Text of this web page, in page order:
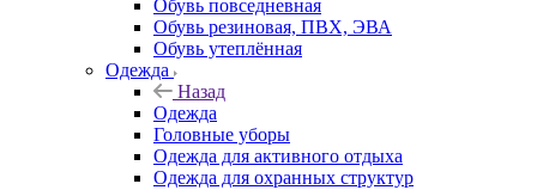
Обувь повседневная
Обувь резиновая, ПВХ, ЭВА
Обувь утеплённая
Одежда
Назад
Одежда
Головные уборы
Одежда для активного отдыха
Одежда для охранных структур